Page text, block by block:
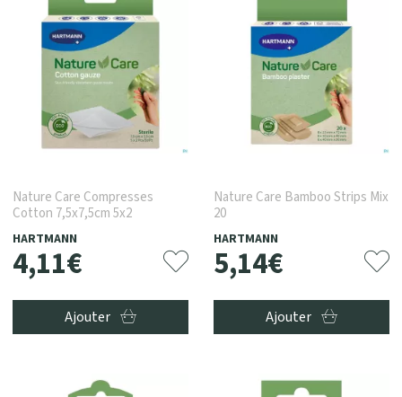
Nature Care Compresses
Cotton 7,5x7,5cm 5x2
HARTMANN
4,11€
Ajouter
Nature Care Bamboo Strips Mix
20
HARTMANN
5,14€
Ajouter